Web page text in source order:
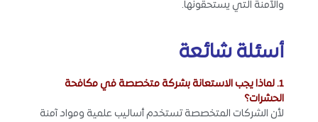
والآمنة التي يستحقونها.
أسئلة شائعة
1. لماذا يجب الاستعانة بشركة متخصصة في مكافحة
الحشرات؟
لأن الشركات المتخصصة تستخدم أساليب علمية ومواد آمنة